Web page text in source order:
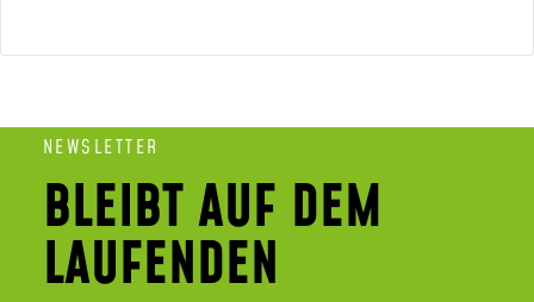
NEWSLETTER
BLEIBT AUF DEM
LAUFENDEN